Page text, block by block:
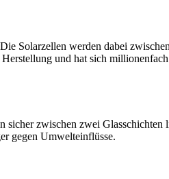
Solarzellen werden dabei
und hat sich
zwischen zwei Glasschichten
gegen Umwelteinflüsse.